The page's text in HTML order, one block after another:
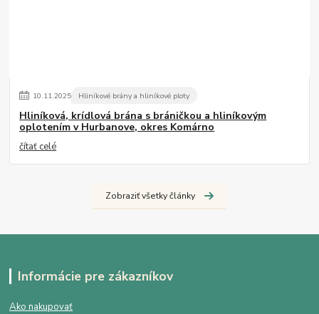
10.11.2025 Hliníkové brány a hliníkové ploty
Hliníková, krídlová brána s bráničkou a hliníkovým
oplotením v Hurbanove, okres Komárno
čítať celé
Zobraziť všetky články
Informácie pre zákazníkov
Ako nakupovať